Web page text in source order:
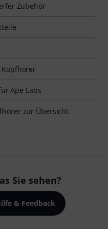
Zubehör
Ape Labs
zur Übersicht
Sie sehen?
& Feedback